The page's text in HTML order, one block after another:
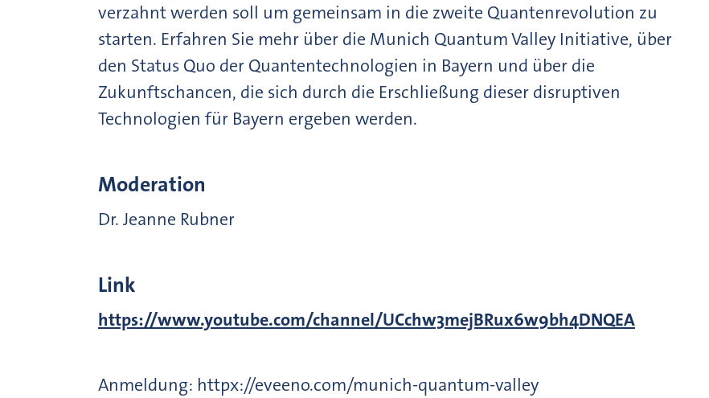
verzahnt werden soll um gemeinsam in die zweite Quantenrevolution zu
starten. Erfahren Sie mehr über die Munich Quantum Valley Initiative, über
den Status Quo der Quantentechnologien in Bayern und über die
Zukunftschancen, die sich durch die Erschließung dieser disruptiven
Technologien für Bayern ergeben werden.
Moderation
Dr. Jeanne Rubner
Link
https://www.youtube.com/channel/UCchw3mejBRux6w9bh4DNQEA
Anmeldung: httpx://eveeno.com/munich-quantum-valley